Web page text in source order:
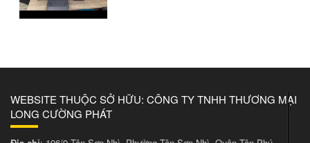
WEBSITE THUỘC SỞ HỮU: CÔNG TY TNHH THƯƠNG MẠI
LONG CƯỜNG PHÁT